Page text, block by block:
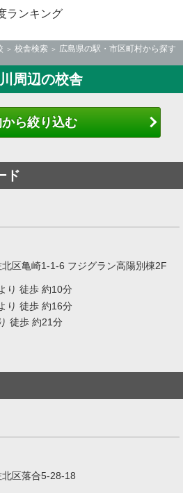
ランキング
校舎検索
広島県の駅・市区町村から探す
周辺の校舎
から絞り込む
ド
区亀崎1-1-6 フジグラン高陽別棟2F
り 徒歩 約10分
り 徒歩 約16分
徒歩 約21分
区落合5-28-18